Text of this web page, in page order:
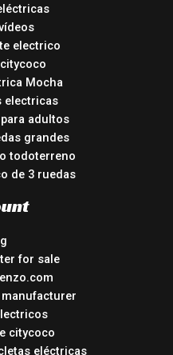
electrico
Mocha
electricas
adultos
grandes
todoterreno
de 3 ruedas
for sale
citycoco
eléctricas